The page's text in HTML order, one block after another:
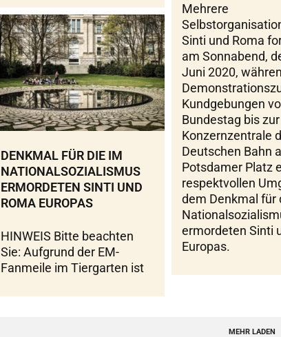
Mehrere
Sinti und Roma
am Sonnabend,
Juni 2020,
Kundgebungen
Bundestag bis zur
Konzernzentrale
Deutschen Bahn
Potsdamer Platz
respektvollen
dem Denkmal für
ermordeten Sinti
Europas.
DENKMAL FÜR DIE IM
NATIONALSOZIALISMUS
ERMORDETEN SINTI UND
ROMA EUROPAS
HINWEIS Bitte beachten
Sie: Aufgrund der EM-
Fanmeile im Tiergarten ist
MEHR LADEN